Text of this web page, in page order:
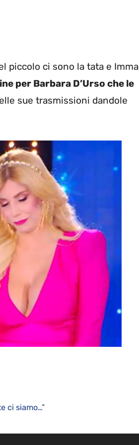
piccolo ci sono la tata e Imma
per Barbara D’Urso che le
sue trasmissioni dandole
ci siamo…”